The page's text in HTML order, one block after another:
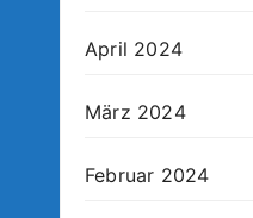
April 2024
März 2024
Februar 2024